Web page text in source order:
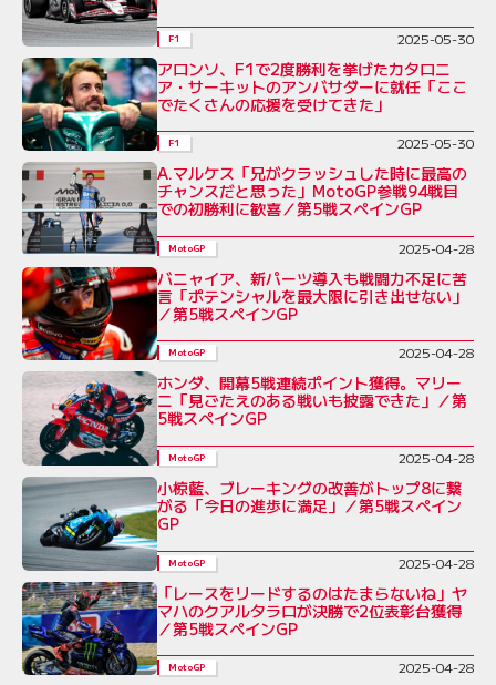
F1 2025-05-30
アロンソ、F1で2度勝利を挙げたカタロニ
ア・サーキットのアンバサダーに就任「ここ
でたくさんの応援を受けてきた」
F1 2025-05-30
A.マルケス「兄がクラッシュした時に最高の
チャンスだと思った」MotoGP参戦94戦目
での初勝利に歓喜／第5戦スペインGP
MotoGP 2025-04-28
バニャイア、新パーツ導入も戦闘力不足に苦
言「ポテンシャルを最大限に引き出せない」
／第5戦スペインGP
MotoGP 2025-04-28
ホンダ、開幕5戦連続ポイント獲得。マリー
ニ「見ごたえのある戦いも披露できた」／第
5戦スペインGP
MotoGP 2025-04-28
小椋藍、ブレーキングの改善がトップ8に繋
がる「今日の進歩に満足」／第5戦スペイン
GP
MotoGP 2025-04-28
「レースをリードするのはたまらないね」ヤ
マハのクアルタラロが決勝で2位表彰台獲得
／第5戦スペインGP
MotoGP 2025-04-28